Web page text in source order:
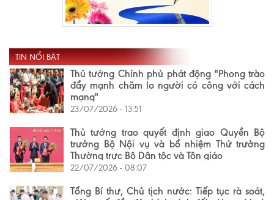
TIN NỔI BẬT
Thủ tướng Chính phủ phát động "Phong trào
đẩy mạnh chăm lo người có công với cách
mạng"
23/07/2026 - 13:51
Thủ tướng trao quyết định giao Quyền Bộ
trưởng Bộ Nội vụ và bổ nhiệm Thứ trưởng
Thường trực Bộ Dân tộc và Tôn giáo
22/07/2026 - 08:07
Tổng Bí thư, Chủ tịch nước: Tiếp tục rà soát,